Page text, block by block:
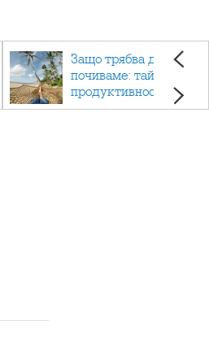
Защо трябва да си
почиваме: тайната на
продуктивността,
здравето и добрия